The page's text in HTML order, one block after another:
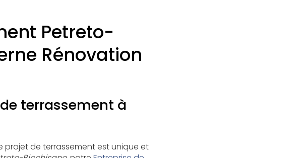
Petreto-
Rénovation
terrassement à
projet de terrassement est unique et